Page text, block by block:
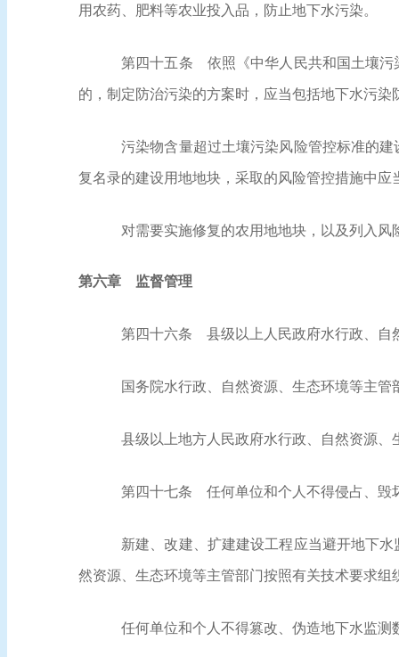
用农药、肥料等农业投入品，防止地下水污染。
第四十五条 依照《中华人民共和国土壤污
的，制定防治污染的方案时，应当包括地下水污染
污染物含量超过土壤污染风险管控标准的
复名录的建设用地地块，采取的风险管控措施中应
对需要实施修复的农用地地块，以及列入
第六章 监督管理
第四十六条 县级以上人民政府水行政、自
国务院水行政、自然资源、生态环境等主
县级以上地方人民政府水行政、自然资源
第四十七条 任何单位和个人不得侵占、毁
新建、改建、扩建建设工程应当避开地下
然资源、生态环境等主管部门按照有关技术要求
任何单位和个人不得篡改、伪造地下水监测